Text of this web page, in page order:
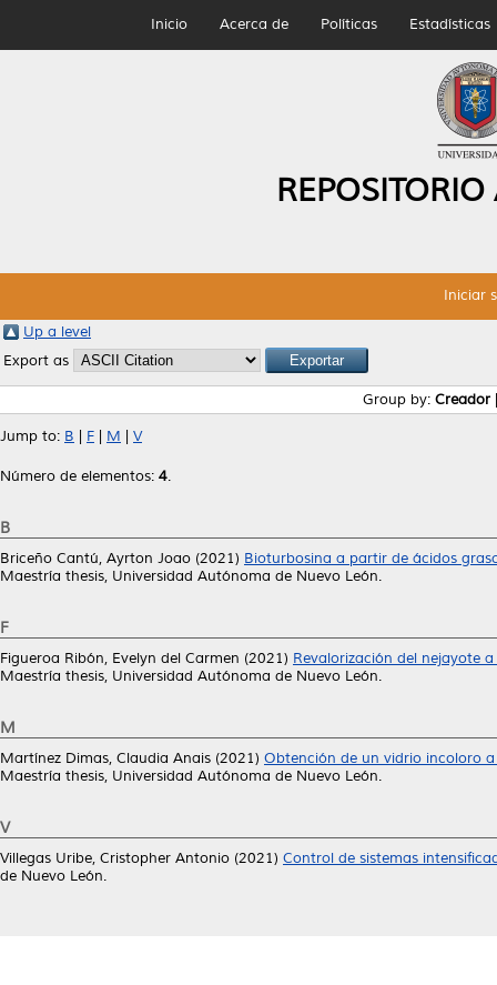
Inicio Acerca de Políticas Estadísticas
Iniciar
Up a level
Export as
Group by: Creador
Jump to: B F M V
Número de elementos: 4.
B
Briceño Cantú, Ayrton Joao (2021) Bioturbosina a partir de ácidos
Maestría thesis, Universidad Autónoma de Nuevo León.
F
Figueroa Ribón, Evelyn del Carmen (2021) Revalorización del nejayote
Maestría thesis, Universidad Autónoma de Nuevo León.
M
Martínez Dimas, Claudia Anais (2021) Obtención de un vidrio incoloro
Maestría thesis, Universidad Autónoma de Nuevo León.
V
Villegas Uribe, Cristopher Antonio (2021) Control de sistemas
de Nuevo León.